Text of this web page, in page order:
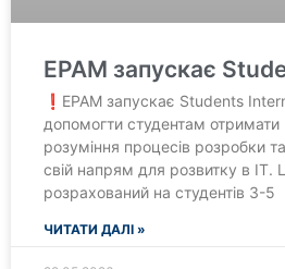
EPAM запускає
❗EPAM запускає Students
допомогти студентам отримати
розуміння процесів розробки
свій напрям для розвитку в ІТ.
розрахований на студентів 3-5
ЧИТАТИ ДАЛІ »